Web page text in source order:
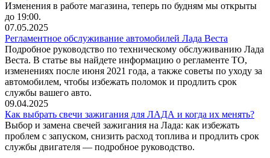
Изменения в работе магазина, теперь по будням мы открыты
до 19:00.
07.05.2025
Регламентное обслуживание автомобилей Лада Веста
Подробное руководство по техническому обслуживанию Лада
Веста. В статье вы найдете информацию о регламенте ТО,
изменениях после июня 2021 года, а также советы по уходу за
автомобилем, чтобы избежать поломок и продлить срок
службы вашего авто.
09.04.2025
Как выбрать свечи зажигания для ЛАДА и когда их менять?
Выбор и замена свечей зажигания на Лада: как избежать
проблем с запуском, снизить расход топлива и продлить срок
службы двигателя — подробное руководство.